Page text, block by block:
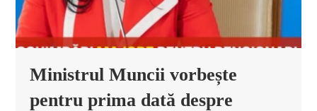
Ministrul Muncii vorbește
pentru prima dată despre